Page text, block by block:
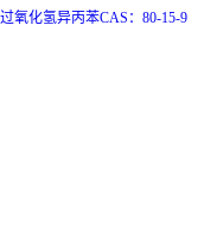
过氧化氢异丙苯CAS：80-15-9